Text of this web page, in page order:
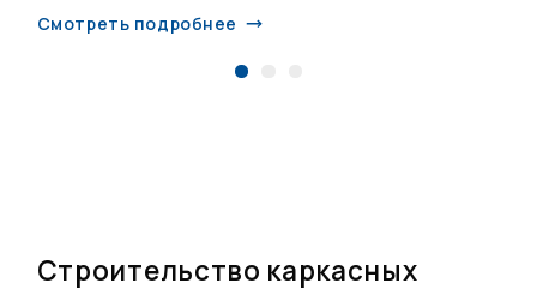
Смотреть подробнее
Строительство каркасных